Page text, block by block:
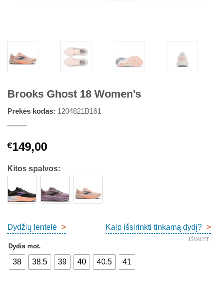
Brooks Ghost 18 Women’s
Prekės kodas: 1204821B161
€149,00
Kitos spalvos:
Dydžių lentelė > Kaip išsirinkti tinkamą dydį? >
Dydis mot.
38 38.5 39 40 40.5 41
IŠVALYTI